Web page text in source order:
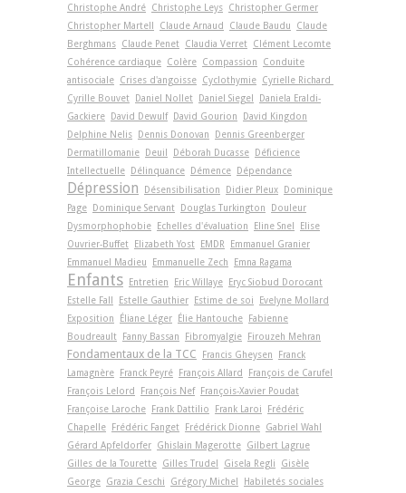
Christophe André Christophe Leys Christopher Germer
Christopher Martell
Claude Arnaud Claude Baudu
Claude
Berghmans Claude Penet Claudia Verret Clément Lecomte
Cohérence cardiaque Colère Compassion
Conduite
antisociale Crises d'angoisse Cyclothymie Cyrielle Richard
Cyrille Bouvet
Daniel Nollet Daniel Siegel
Daniela Eraldi-
Gackiere
David Dewulf David Gourion
David Kingdon
Delphine Nelis
Dennis Donovan
Dennis Greenberger
Dermatillomanie
Deuil Déborah Ducasse
Déficience
Intellectuelle
Délinquance Démence Dépendance
Dépression Désensibilisation Didier Pleux
Dominique
Page
Dominique Servant Douglas Turkington
Douleur
Dysmorphophobie
Echelles d'évaluation Eline Snel
Elise
Ouvrier-Buffet
Elizabeth Yost EMDR
Emmanuel Granier
Emmanuel Madieu
Emmanuelle Zech Emna Ragama
Enfants Entretien Eric Willaye
Eryc Siobud Dorocant
Estelle Fall
Estelle Gauthier Estime de soi
Evelyne Mollard
Exposition
Éliane Léger Élie Hantouche
Fabienne
Boudreault
Fanny Bassan Fibromyalgie Firouzeh Mehran
Fondamentaux de la TCC Francis Gheysen
Franck
Lamagnère
Franck Peyré François Allard
François de Carufel
François Lelord
François Nef
François-Xavier Poudat
Françoise Laroche
Frank Dattilio Frank Laroi
Frédéric
Chapelle
Frédéric Fanget Frédérick Dionne Gabriel Wahl
Gérard Apfeldorfer Ghislain Magerotte Gilbert Lagrue
Gilles de la Tourette Gilles Trudel Gisela Regli
Gisèle
George Grazia Ceschi Grégory Michel
Habiletés sociales